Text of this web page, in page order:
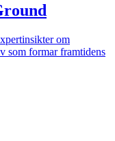
om
som formar framtidens